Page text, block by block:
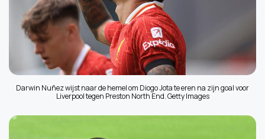
Darwin Nuñez wijst naar de hemel om Diogo Jota te eren na zijn goal voor
Liverpool tegen Preston North End. Getty Images